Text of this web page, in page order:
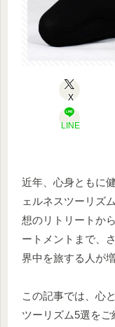
X
LINE
近年、心身ともに
ェルネスツーリズ
想のリトリートか
ートメントまで、
界中を旅する人が
この記事では、心
ツーリズム5選をご